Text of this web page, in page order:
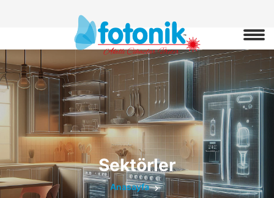
Sektörler
Anasayfa